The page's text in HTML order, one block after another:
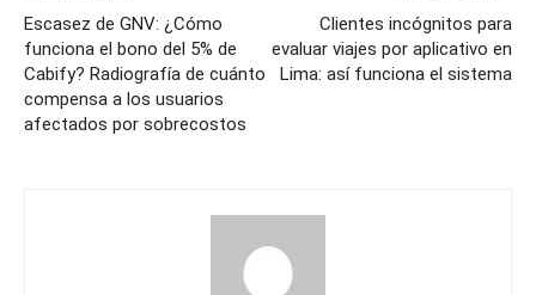
Escasez de GNV: ¿Cómo
funciona el bono del 5% de
Cabify? Radiografía de cuánto
compensa a los usuarios
afectados por sobrecostos
Clientes incógnitos para
evaluar viajes por aplicativo en
Lima: así funciona el sistema